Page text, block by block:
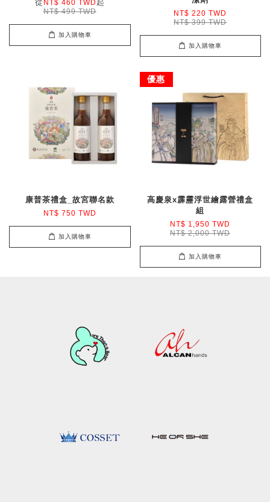
從 NT$ 460 TWD 起
NT$ 499 TWD
加入購物車
NT$ 220 TWD
NT$ 399 TWD
加入購物車
康普茶禮盒_故宮聯名款
NT$ 750 TWD
加入購物車
優惠
高慶泉x霹靂浮世繪露營禮盒
組
NT$ 1,950 TWD
NT$ 2,000 TWD
加入購物車